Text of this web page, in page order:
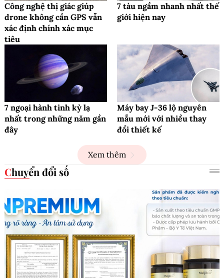
Công nghệ thị giác giúp
drone không cần GPS vẫn
xác định chính xác mục
tiêu
7 tàu ngầm nhanh nhất thế
giới hiện nay
7 ngoại hành tinh kỳ lạ
nhất trong những năm gần
đây
Máy bay J-36 lộ nguyên
mẫu mới với nhiều thay
đổi thiết kế
Xem thêm
Chuyển đổi số